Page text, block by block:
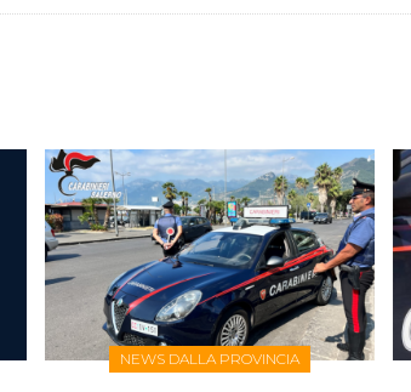
NEWS DALLA PROVINCIA